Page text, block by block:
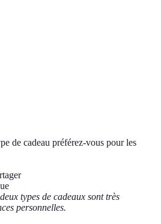
de cadeau préférez-vous pour les
types de cadeaux sont très
personnelles.